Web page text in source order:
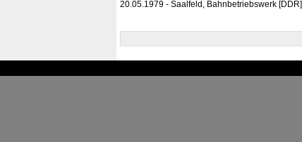
20.05.1979 - Saalfeld, Bahnbetriebswerk [DDR]